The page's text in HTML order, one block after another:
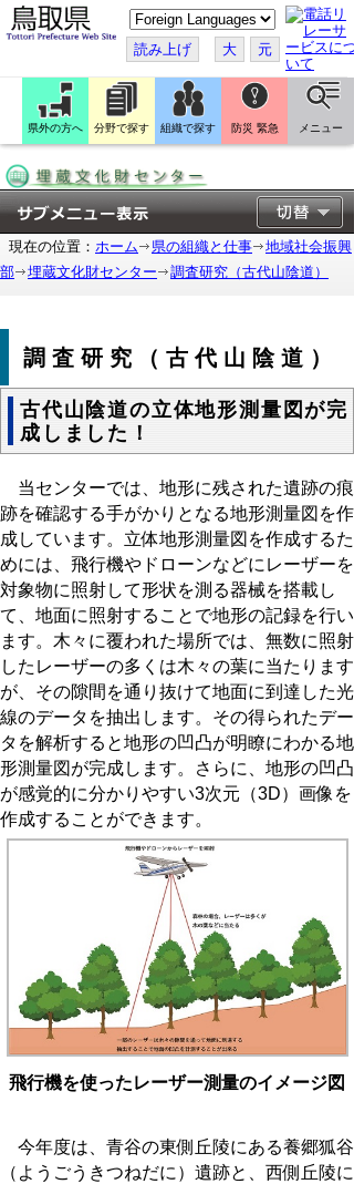
こ
の
ペ
ー
ジ
翻
訳
す
読み上げ 大 元
県外の方へ 分野で探す 組織で探す 防災 緊急 メニュー
現在の位置： ホーム 県の組織と仕事
地域社会振興
部
埋蔵文化財センター 調査研究（古代山陰道）
調査研究（古代山陰道）
古代山陰道の立体地形測量図が完
成しました！
当センターでは、地形に残された遺跡の痕
跡を確認する手がかりとなる地形測量図を作
成しています。立体地形測量図を作成するた
めには、飛行機やドローンなどにレーザーを
対象物に照射して形状を測る器械を搭載し
て、地面に照射することで地形の記録を行い
ます。木々に覆われた場所では、無数に照射
したレーザーの多くは木々の葉に当たります
が、その隙間を通り抜けて地面に到達した光
線のデータを抽出します。その得られたデー
タを解析すると地形の凹凸が明瞭にわかる地
形測量図が完成します。さらに、地形の凹凸
が感覚的に分かりやすい3次元（3D）画像を
作成することができます。
飛行機を使ったレーザー測量のイメージ図
今年度は、青谷の東側丘陵にある養郷狐谷
（ようごうきつねだに）遺跡と、西側丘陵に